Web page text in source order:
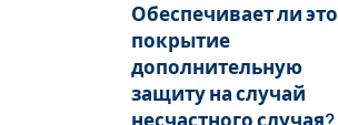
Обеспечивает ли это
покрытие
дополнительную
защиту на случай